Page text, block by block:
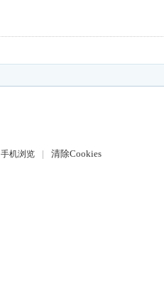
手机浏览 | 清除Cookies